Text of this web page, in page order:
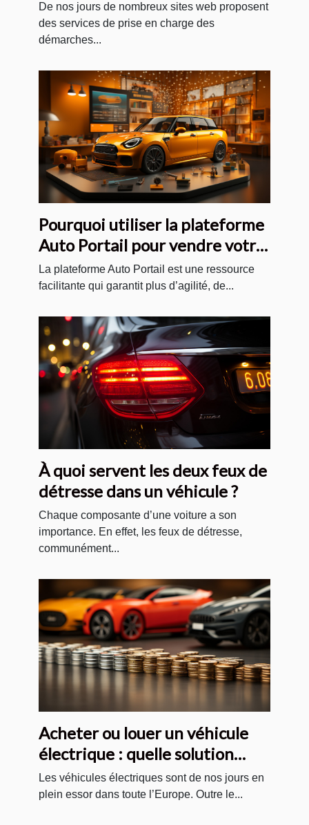
De nos jours de nombreux sites web proposent
des services de prise en charge des
démarches...
Pourquoi utiliser la plateforme
Auto Portail pour vendre votre
voiture sur internet ?
La plateforme Auto Portail est une ressource
facilitante qui garantit plus d’agilité, de...
À quoi servent les deux feux de
détresse dans un véhicule ?
Chaque composante d’une voiture a son
importance. En effet, les feux de détresse,
communément...
Acheter ou louer un véhicule
électrique : quelle solution
choisir ?
Les véhicules électriques sont de nos jours en
plein essor dans toute l’Europe. Outre le...